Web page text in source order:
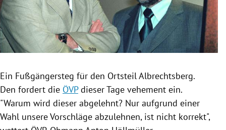
Untermenü
Untermenü
Untermenü
Untermenü
Ein Fußgängersteg für den OrtsteilAlbrechtsberg.
Den fordert die ÖVPdieser Tage vehement ein.
"Warum wird dieser abgelehnt? Nur aufgrund einer
Wahl unsere Vorschläge abzulehnen, ist nicht korrekt",